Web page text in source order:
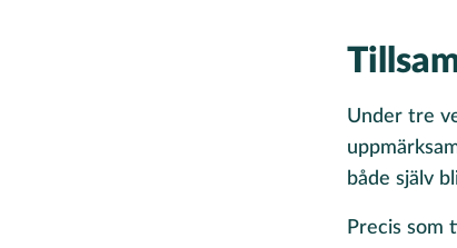
Under tre
både själv
Precis som